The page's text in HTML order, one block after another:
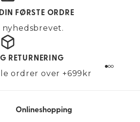
FØRSTE ORDRE
RETURNERING
ordrer over +699kr
Onlineshopping